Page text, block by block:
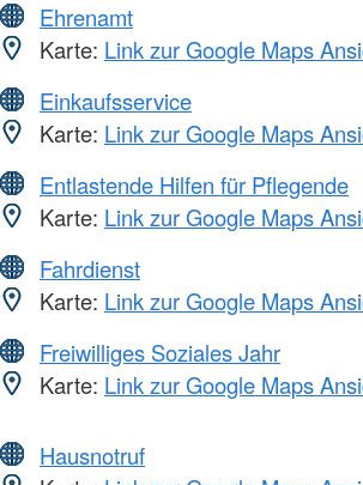
Ehrenamt
Karte: Link zur Google Maps
Einkaufsservice
Karte: Link zur Google Maps
Entlastende Hilfen für Pflegende
Karte: Link zur Google Maps
Fahrdienst
Karte: Link zur Google Maps
Freiwilliges Soziales Jahr
Karte: Link zur Google Maps
Hausnotruf